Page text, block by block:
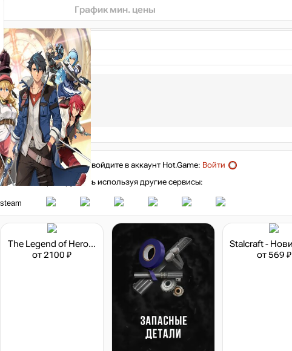
График мин. цены
игра;
комментарий войдите в аккаунт Hot.Game: Войти
Или авторизируйтесь используя другие сервисы:
The Legend of Heroes: Trails of Cold Steel III
от 2100 ₽
от 569 ₽